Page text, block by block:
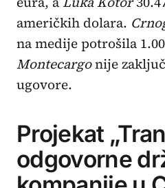
američkih dolara.
na medije potrošila
Montecargonije
ugovore.
Projekat
odgovorne